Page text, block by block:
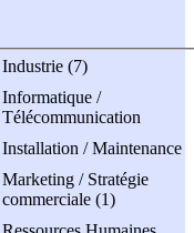
Industrie (7)
Informatique /
Télécommunication
Installation / Maintenance
Marketing / Stratégie
commerciale (1)